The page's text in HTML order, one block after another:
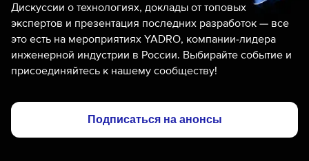
Дискуссии о технологиях, доклады от топовых
экспертов и презентация последних разработок — все
это есть на мероприятиях YADRO, компании-лидера
инженерной индустрии в России. Выбирайте событие и
присоединяйтесь к нашему сообществу!
Подписаться на анонсы